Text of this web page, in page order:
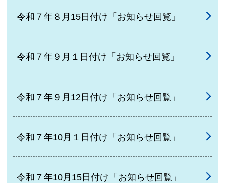
令和７年８月15日付け「お知らせ回覧」
令和７年９月１日付け「お知らせ回覧」
令和７年９月12日付け「お知らせ回覧」
令和７年10月１日付け「お知らせ回覧」
令和７年10月15日付け「お知らせ回覧」